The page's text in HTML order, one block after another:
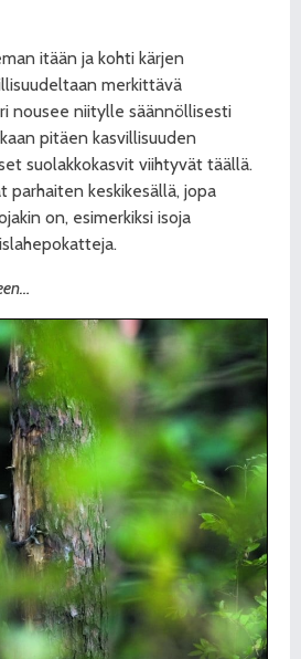
itään ja kohti kärjen
merkittävä
nousee niitylle säännöllisesti
pitäen kasvillisuuden
suolakkokasvit viihtyvät täällä.
parhaiten keskikesällä, jopa
on, esimerkiksi isoja